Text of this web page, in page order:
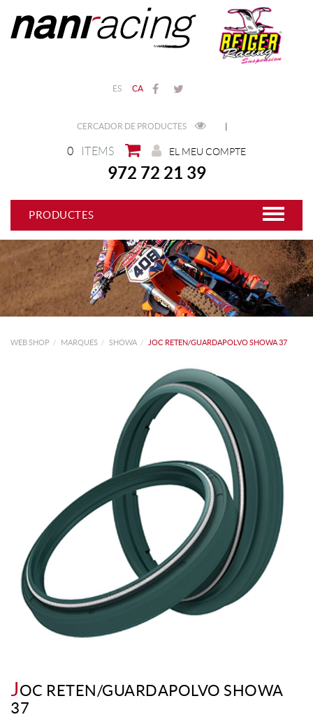
ES CA
CERCADOR DE PRODUCTES |
0 ITEMS EL MEU COMPTE
972 72 21 39
PRODUCTES
WEB SHOP MARQUES SHOWA JOC RETEN/GUARDAPOLVO SHOWA 37
JOC RETEN/GUARDAPOLVO SHOWA
37